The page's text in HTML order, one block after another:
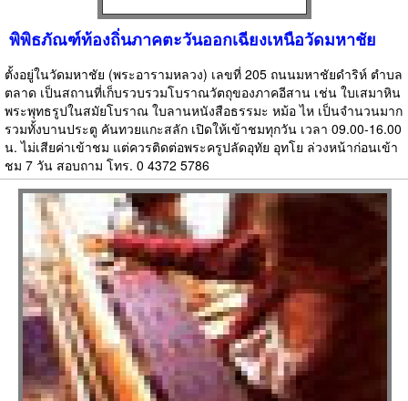
พิพิธภัณฑ์ท้องถิ่นภาคตะวันออกเฉียงเหนือวัดมหาชัย
ตั้งอยู่ในวัดมหาชัย (พระอารามหลวง) เลขที่ 205 ถนนมหาชัยดำริห์ ตำบล
ตลาด เป็นสถานที่เก็บรวบรวมโบราณวัตถุของภาคอีสาน เช่น ใบเสมาหิน
พระพุทธรูปในสมัยโบราณ ใบลานหนังสือธรรมะ หม้อ ไห เป็นจำนวนมาก
รวมทั้งบานประตู คันทวยแกะสลัก เปิดให้เข้าชมทุกวัน เวลา 09.00-16.00
น. ไม่เสียค่าเข้าชม แต่ควรติดต่อพระครูปลัดอุทัย อุทโย ล่วงหน้าก่อนเข้า
ชม 7 วัน สอบถาม โทร. 0 4372 5786